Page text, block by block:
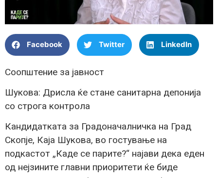
Facebook Twitter LinkedIn
Соопштение за јавност
Шукова: Дрисла ќе стане санитарна депонија
со строга контрола
Кандидатката за Градоначалничка на Град
Скопје, Каја Шукова, во гостување на
подкастот „Каде се парите?“ најави дека еден
од нејзините главни приоритети ќе биде